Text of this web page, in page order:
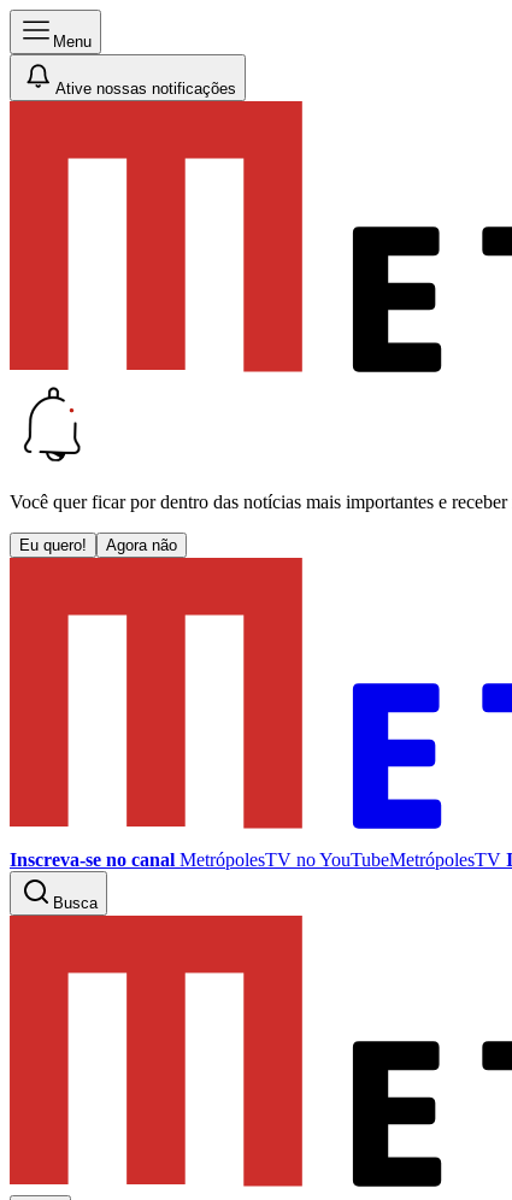
Menu
Ative nossas notificações
Você quer ficar por dentro das notícias mais importantes e receber
Eu quero! Agora não
Inscreva-se no canal MetrópolesTV noYouTubeMetrópolesTV
Busca